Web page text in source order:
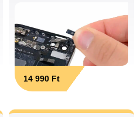
14 990 Ft